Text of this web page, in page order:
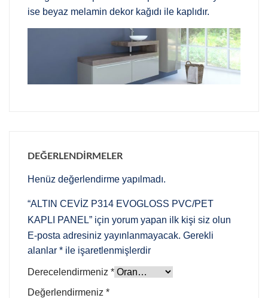
ise beyaz melamin dekor kağıdı ile kaplıdır.
DEĞERLENDIRMELER
Henüz değerlendirme yapılmadı.
“ALTIN CEVİZ P314 EVOGLOSS PVC/PET
KAPLI PANEL” için yorum yapan ilk kişi siz olun
E-posta adresiniz yayınlanmayacak. Gerekli
alanlar * ile işaretlenmişlerdir
Derecelendirmeniz *
Değerlendirmeniz *